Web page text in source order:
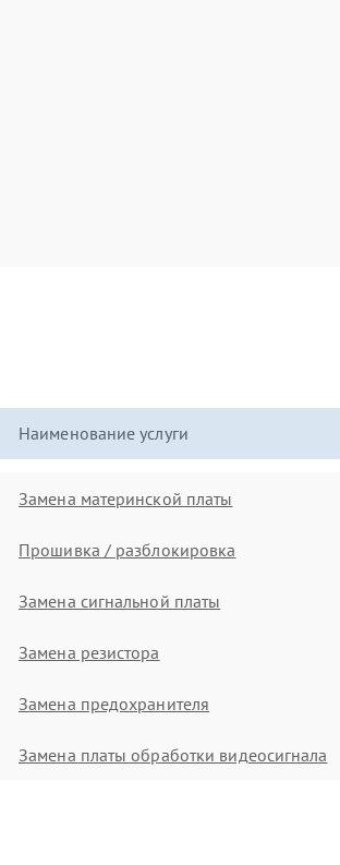
Наименование услуги
Замена материнской платы
Прошивка / разблокировка
Замена сигнальной платы
Замена резистора
Замена предохранителя
Замена платы обработки видеосигнала